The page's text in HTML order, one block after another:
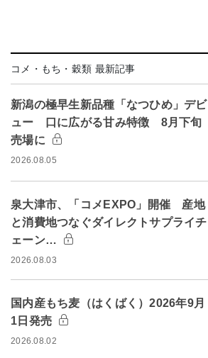
コメ・もち・穀類 最新記事
新潟の極早生新品種「なつひめ」デビ
ュー 口に広がる甘み特徴 8月下旬
売場に
2026.08.05
泉大津市、「コメEXPO」開催 産地
と消費地つなぐダイレクトサプライチ
ェーン…
2026.08.03
国内産もち麦（はくばく）2026年9月
1日発売
2026.08.02